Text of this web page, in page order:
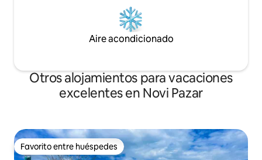
Aire acondicionado
Otros alojamientos para vacaciones
excelentes en Novi Pazar
Favorito entre huéspedes
Favorito entre huéspedes